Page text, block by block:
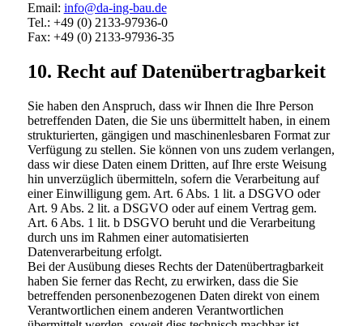
Email: info@da-ing-bau.de
Tel.: +49 (0) 2133-97936-0
Fax: +49 (0) 2133-97936-35
10. Recht auf Datenübertragbarkeit
Sie haben den Anspruch, dass wir Ihnen die Ihre Person
betreffenden Daten, die Sie uns übermittelt haben, in einem
strukturierten, gängigen und maschinenlesbaren Format zur
Verfügung zu stellen. Sie können von uns zudem verlangen,
dass wir diese Daten einem Dritten, auf Ihre erste Weisung
hin unverzüglich übermitteln, sofern die Verarbeitung auf
einer Einwilligung gem. Art. 6 Abs. 1 lit. a DSGVO oder
Art. 9 Abs. 2 lit. a DSGVO oder auf einem Vertrag gem.
Art. 6 Abs. 1 lit. b DSGVO beruht und die Verarbeitung
durch uns im Rahmen einer automatisierten
Datenverarbeitung erfolgt.
Bei der Ausübung dieses Rechts der Datenübertragbarkeit
haben Sie ferner das Recht, zu erwirken, dass die Sie
betreffenden personenbezogenen Daten direkt von einem
Verantwortlichen einem anderen Verantwortlichen